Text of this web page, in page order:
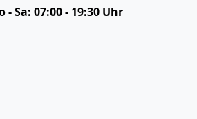
- Sa: 07:00 - 19:30 Uhr